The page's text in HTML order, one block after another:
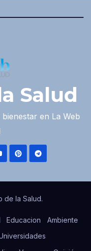
Salud
en La Web
de la Salud.
Educacion
Ambiente